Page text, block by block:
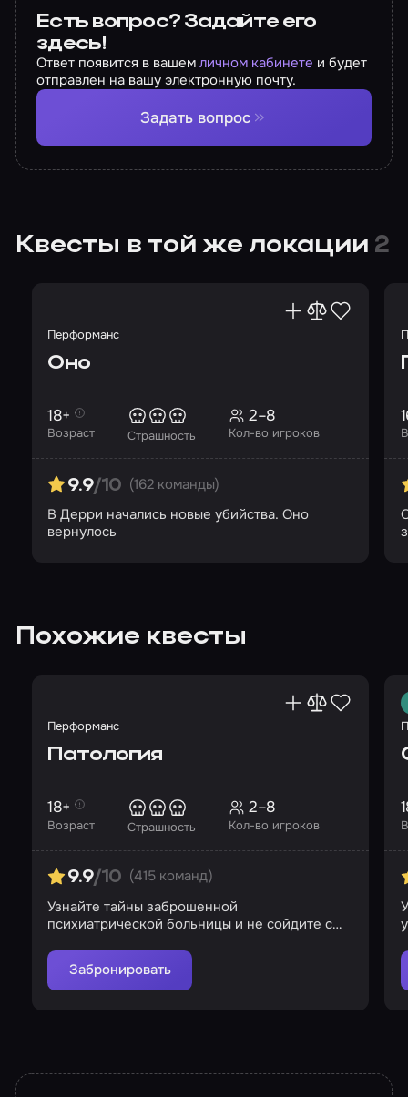
Есть вопрос? Задайте его
здесь!
Ответ появится в вашемличном кабинете и будет
отправлен на вашу электронную почту.
Задать вопрос
Квесты в той же локации 2
Перформанс
Оно
Возраст
18+
Страшность Кол-во игроков
2–8
9.9/10 (162 команды)
В Дерри начались новые убийства. Оно
вернулось
Похожие квесты
Перформанс
Патология
Возраст
18+
Страшность Кол-во игроков
2–8
9.9/10 (415 команд)
Узнайте тайны заброшенной
психиатрической больницы и не сойдите с
Забронировать